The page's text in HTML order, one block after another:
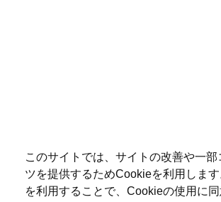
このサイトでは、サイトの改善や一部
ツを提供するためCookieを利用します
を利用することで、Cookieの使用に